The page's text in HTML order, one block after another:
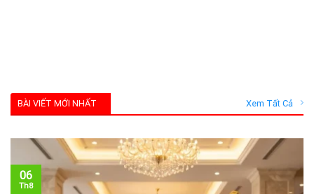
BÀI VIẾT MỚI NHẤT Xem Tất Cả
06
Th8